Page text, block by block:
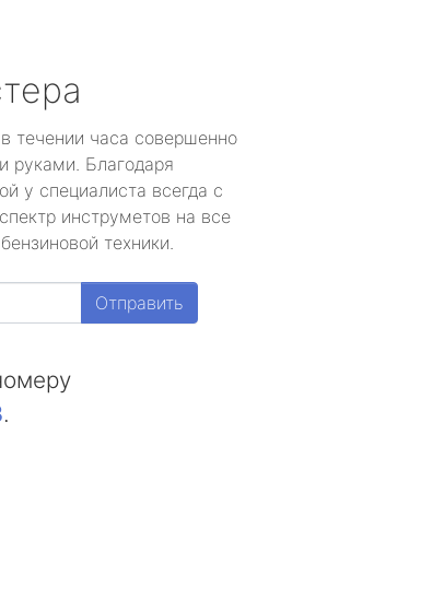
течении часа совершенно
руками. Благодаря
у специалиста всегда с
инструметов на все
техники.
Отправить
.